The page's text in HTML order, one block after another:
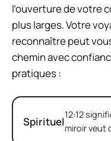
l’ouverture de votre
plus larges. Votre
reconnaître peut
chemin avec
pratiques :
Spirituel12:12
miroir veut